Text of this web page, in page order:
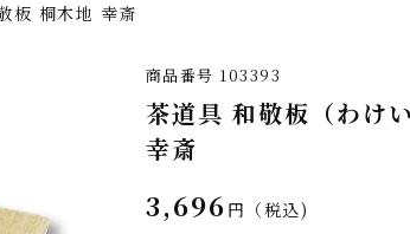
板 桐木地 幸斎
商品番号 103393
茶道具 和敬板（わけ
幸斎
3,696 税込